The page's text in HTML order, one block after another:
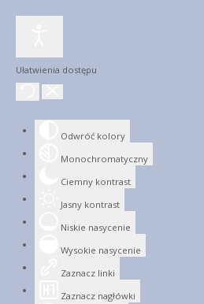
Ułatwienia dostępu
Odwróć kolory
Monochromatyczny
Ciemny kontrast
Jasny kontrast
Niskie nasycenie
Wysokie nasycenie
Zaznacz linki
Zaznacz nagłówki